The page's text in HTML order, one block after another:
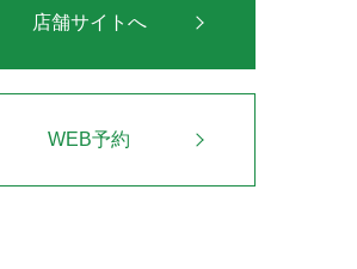
店舗サイトへ
WEB予約